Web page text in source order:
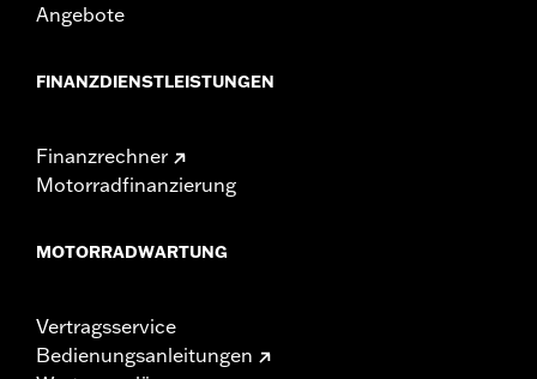
Angebote
FINANZDIENSTLEISTUNGEN
Finanzrechner
Motorradfinanzierung
MOTORRADWARTUNG
Vertragsservice
Bedienungsanleitungen